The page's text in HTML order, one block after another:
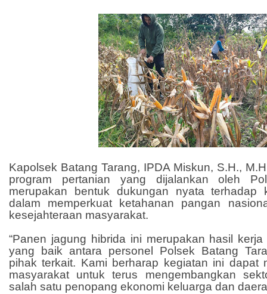
Kapolsek Batang Tarang, IPDA Miskun, S.H.,
program pertanian yang dijalankan oleh
merupakan bentuk dukungan nyata terhadap
dalam memperkuat ketahanan pangan
kesejahteraan masyarakat.
“Panen jagung hibrida ini merupakan hasil
yang baik antara personel Polsek Batang
pihak terkait. Kami berharap kegiatan ini dapat
masyarakat untuk terus mengembangkan
salah satu penopang ekonomi keluarga dan